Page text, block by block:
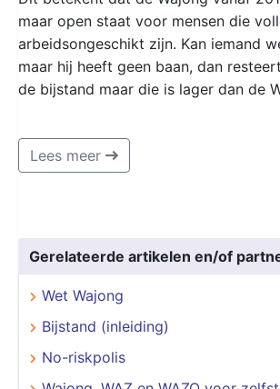
maar open staat voor mensen die
arbeidsongeschikt zijn. Kan iemand
maar hij heeft geen baan, dan
de bijstand maar die is lager dan de
Lees meer
Gerelateerde artikelen en/of
Wet Wajong
Bijstand (inleiding)
No-riskpolis